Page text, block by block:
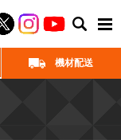
機材配送